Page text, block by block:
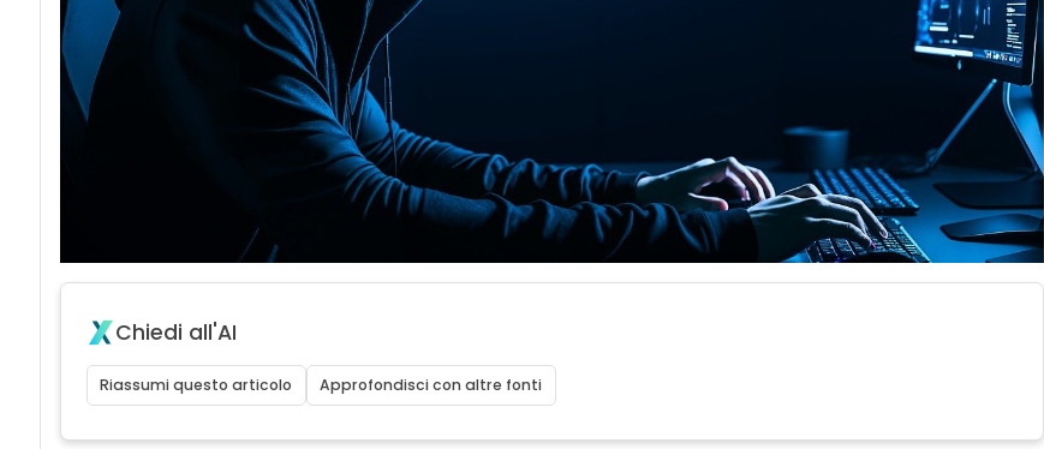
Chiedi all'AI
Riassumi questo articolo Approfondisci con altre fonti
C
Cloud
Attacchi hacker e Malware: le ultime news in tempo reale e gli approfondimenti